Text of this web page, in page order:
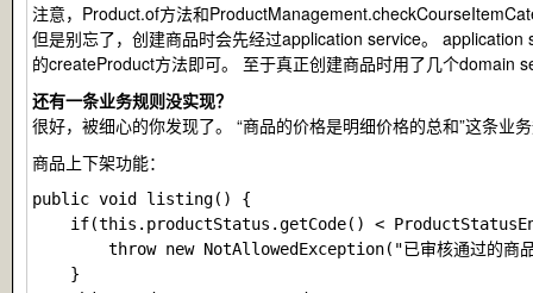
注意， Product.of方法和
但是别忘了，创建商品时会先经过application service。
的createProduct方法即可。 至于真正创建商品时用了几个domain
还有一条业务规则没实现？
很好，被细心的你发现了。 “商品的价格是明细价格的总和”这条业
商品上下架功能：
public void listing() {
if(this.productStatus.getCode() <
throw new NotAllowedException("已审核通过的商
    }